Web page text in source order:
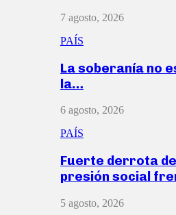
7 agosto, 2026
PAÍS
La soberanía no
la…
6 agosto, 2026
PAÍS
Fuerte derrota
presión social
5 agosto, 2026